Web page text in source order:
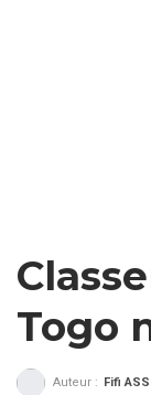
Togo
Auteur : Fifi